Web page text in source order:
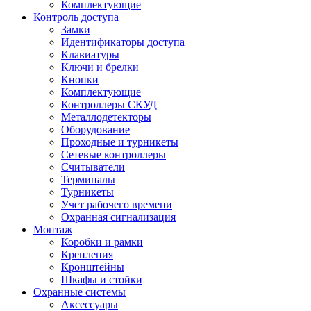
Комплектующие
Контроль доступа
Замки
Идентификаторы доступа
Клавиатуры
Ключи и брелки
Кнопки
Комплектующие
Контроллеры СКУД
Металлодетекторы
Оборудование
Проходные и турникеты
Сетевые контроллеры
Считыватели
Терминалы
Турникеты
Учет рабочего времени
Охранная сигнализация
Монтаж
Коробки и рамки
Крепления
Кронштейны
Шкафы и стойки
Охранные системы
Аксессуары